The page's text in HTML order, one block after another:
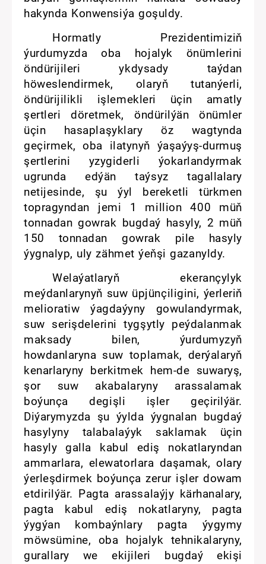
hakynda Konwensiýa goşuldy.
Hormatly Prezidentimiziň
ýurdumyzda oba hojalyk önümlerini
öndürijileri ykdysady taýdan
höweslendirmek, olaryň tutanýerli,
öndürijilikli işlemekleri üçin amatly
şertleri döretmek, öndürilýän önümler
üçin hasaplaşyklary öz wagtynda
geçirmek, oba ilatynyň ýaşaýyş-durmuş
şertlerini yzygiderli ýokarlandyrmak
ugrunda edýän taýsyz tagallalary
netijesinde, şu ýyl bereketli türkmen
topragyndan jemi 1 million 400 müň
tonnadan gowrak bugdaý hasyly, 2 müň
150 tonnadan gowrak pile hasyly
ýygnalyp, uly zähmet ýeňşi gazanyldy.
Welaýatlaryň ekerançylyk
meýdanlarynyň suw üpjünçiligini, ýerleriň
melioratiw ýagdaýyny gowulandyrmak,
suw serişdelerini tygşytly peýdalanmak
maksady bilen, ýurdumyzyň
howdanlaryna suw toplamak, derýalaryň
kenarlaryny berkitmek hem-de suwaryş,
şor suw akabalaryny arassalamak
boýunça degişli işler geçirilýär.
Diýarymyzda şu ýylda ýygnalan bugdaý
hasylyny talabalaýyk saklamak üçin
hasyly galla kabul ediş nokatlaryndan
ammarlara, elewatorlara daşamak, olary
ýerleşdirmek boýunça zerur işler dowam
etdirilýär. Pagta arassalaýjy kärhanalary,
pagta kabul ediş nokatlaryny, pagta
ýygýan kombaýnlary pagta ýygymy
möwsümine, oba hojalyk tehnikalaryny,
gurallary we ekijileri bugdaý ekişi